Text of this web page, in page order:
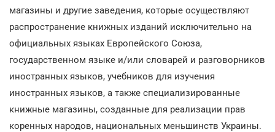
магазины и другие заведения, которые осуществляют
распространение книжных изданий исключительно на
официальных языках Европейского Союза,
государственном языке и/или словарей и разговорников
иностранных языков, учебников для изучения
иностранных языков, а также специализированные
книжные магазины, созданные для реализации прав
коренных народов, национальных меньшинств Украины.